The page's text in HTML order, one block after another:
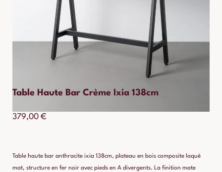
Table Haute Bar Crème Ixia 138cm
379,00 €
Table haute bar anthracite ixia 138cm, plateau en bois composite laqué
mat, structure en fer noir avec pieds en A divergents. La finition mate